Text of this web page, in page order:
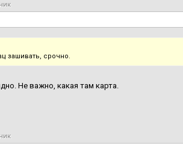
зашивать, срочно.
Не важно, какая там карта.